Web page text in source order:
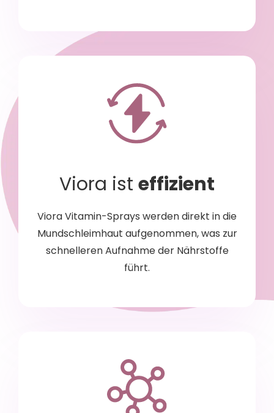
Viora ist effizient
Viora Vitamin-Sprays werden direkt in die
Mundschleimhaut aufgenommen, was zur
schnelleren Aufnahme der Nährstoffe
führt.